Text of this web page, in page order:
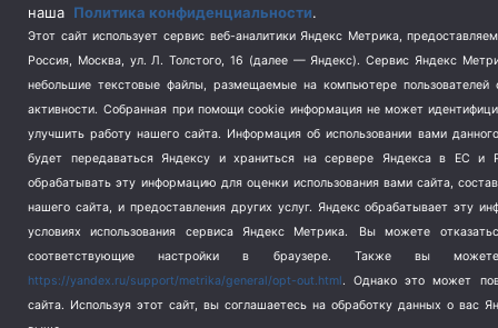
наша Политика конфиденциальности.
Этот сайт использует сервис веб-аналитики Яндекс Метрика,
Россия, Москва, ул. Л. Толстого, 16 (далее — Яндекс). Сервис Яндекс
небольшие текстовые файлы, размещаемые на компьютере пользователей
активности. Собранная при помощи cookie информация не может
улучшить работу нашего сайта. Информация об использовании вами
будет передаваться Яндексу и храниться на сервере Яндекса в ЕС и
обрабатывать эту информацию для оценки использования вами сайта,
нашего сайта, и предоставления других услуг. Яндекс обрабатывает эту
условиях использования сервиса Яндекс Метрика.
Вы можете
соответствующие настройки в браузере. Также вы
https://yandex.ru/support/metrika/general/opt-out.html. Однако это может
сайта. Используя этот сайт, вы соглашаетесь на обработку данных о вас